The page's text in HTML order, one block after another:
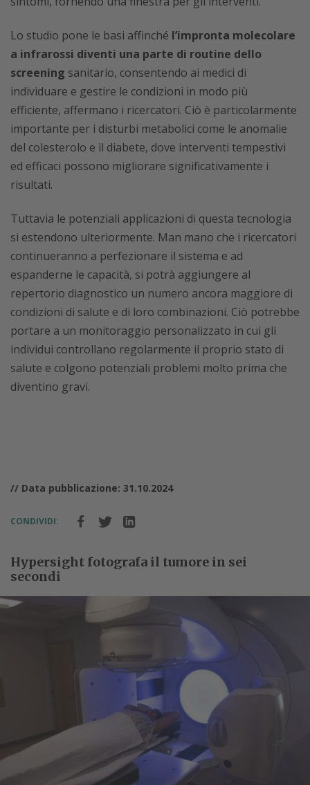
Lo studio pone le basi affinché l’impronta molecolare
a infrarossi diventi una parte di routine dello
screening sanitario, consentendo ai medici di
individuare e gestire le condizioni in modo più
efficiente, affermano i ricercatori. Ciò è particolarmente
importante per i disturbi metabolici come le anomalie
del colesterolo e il diabete, dove interventi tempestivi
ed efficaci possono migliorare significativamente i
risultati.
Tuttavia le potenziali applicazioni di questa tecnologia
si estendono ulteriormente. Man mano che i ricercatori
continueranno a perfezionare il sistema e ad
espanderne le capacità, si potrà aggiungere al
repertorio diagnostico un numero ancora maggiore di
condizioni di salute e di loro combinazioni. Ciò potrebbe
portare a un monitoraggio personalizzato in cui gli
individui controllano regolarmente il proprio stato di
salute e colgono potenziali problemi molto prima che
diventino gravi.
// Data pubblicazione: 31.10.2024
CONDIVIDI:
Hypersight fotografa il tumore in sei
secondi